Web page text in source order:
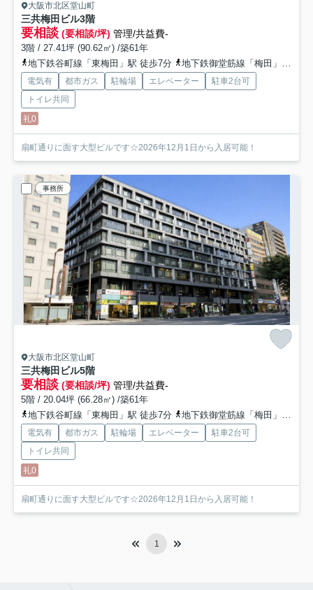
大阪市北区堂山町
三共梅田ビル3階
要相談 (要相談/坪) 管理/共益費-
3階 / 27.41坪 (90.62㎡) /築61年
地下鉄谷町線「東梅田」駅 徒歩7分
地下鉄御堂筋線「梅田」駅 徒歩9分
電気有 都市ガス 駐輪場 エレベーター
駐車2台可
トイレ共同
礼0
扇町通りに面す大型ビルです☆2026年12月1日から入居可能！
事務所
大阪市北区堂山町
三共梅田ビル5階
要相談 (要相談/坪) 管理/共益費-
5階 / 20.04坪 (66.28㎡) /築61年
地下鉄谷町線「東梅田」駅 徒歩7分
地下鉄御堂筋線「梅田」駅 徒歩9分
電気有 都市ガス 駐輪場 エレベーター
駐車2台可
トイレ共同
礼0
扇町通りに面す大型ビルです☆2026年12月1日から入居可能！
1